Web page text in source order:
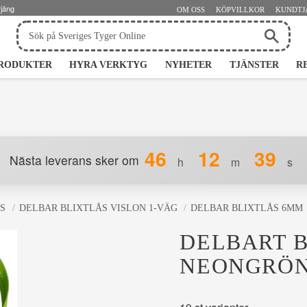
OM OSS KÖPVILLKOR
HYRA VERKTYG NYHETER TJÄNSTER
Nästa leverans sker om 46 h 12 m 38 s
DELBAR BLIXTLÅS VISLON 1-VÄG DELBAR BLIXTLÅS 6MM
DELBART